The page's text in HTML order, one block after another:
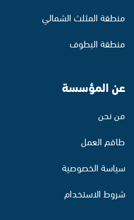
منطقة المثلث الشمالي
منطقة البطوف
عن المؤسسة
من نحن
طاقم العمل
سياسة الخصوصية
شروط الاستخدام